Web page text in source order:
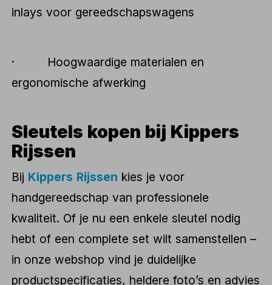
inlays voor gereedschapswagens
· Hoogwaardige materialen en
ergonomische afwerking
Sleutels kopen bij Kippers
Rijssen
Bij Kippers Rijssen kies je voor
handgereedschap van professionele
kwaliteit. Of je nu een enkele sleutel nodig
hebt of een complete set wilt samenstellen –
in onze webshop vind je duidelijke
productspecificaties, heldere foto’s en advies